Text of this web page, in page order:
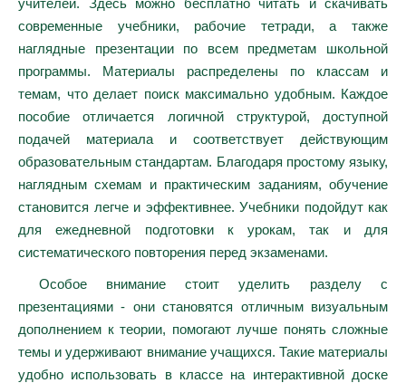
учителей. Здесь можно бесплатно читать и скачивать
современные учебники, рабочие тетради, а также
наглядные презентации по всем предметам школьной
программы. Материалы распределены по классам и
темам, что делает поиск максимально удобным. Каждое
пособие отличается логичной структурой, доступной
подачей материала и соответствует действующим
образовательным стандартам. Благодаря простому языку,
наглядным схемам и практическим заданиям, обучение
становится легче и эффективнее. Учебники подойдут как
для ежедневной подготовки к урокам, так и для
систематического повторения перед экзаменами.
Особое внимание стоит уделить разделу с
презентациями - они становятся отличным визуальным
дополнением к теории, помогают лучше понять сложные
темы и удерживают внимание учащихся. Такие материалы
удобно использовать в классе на интерактивной доске